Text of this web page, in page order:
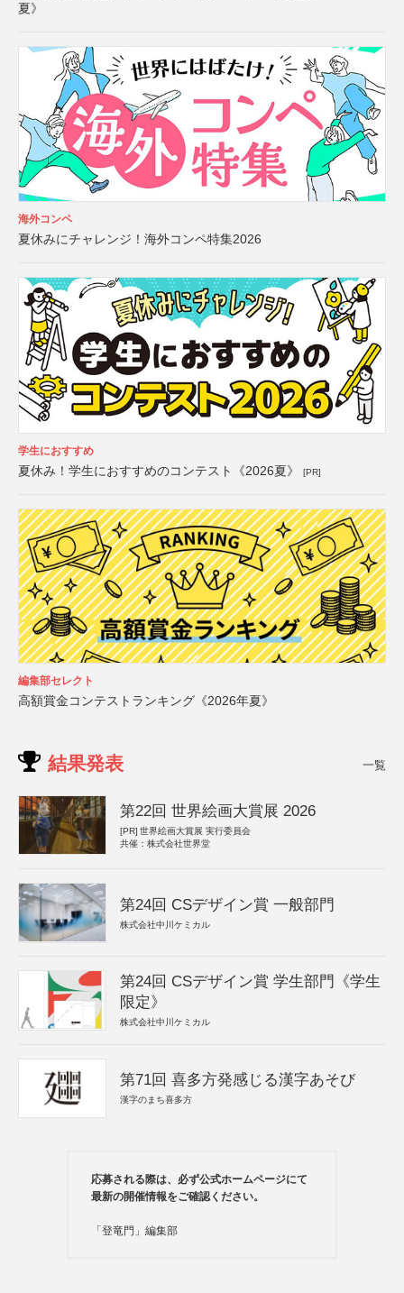
夏》
海外コンペ
夏休みにチャレンジ！海外コンペ特集2026
学生におすすめ
夏休み！学生におすすめのコンテスト《2026夏》 [PR]
編集部セレクト
高額賞金コンテストランキング《2026年夏》
結果発表 一覧
第22回 世界絵画大賞展 2026
[PR] 世界絵画大賞展 実行委員会
共催：株式会社世界堂
第24回 CSデザイン賞 一般部門
株式会社中川ケミカル
第24回 CSデザイン賞 学生部門《学生
限定》
株式会社中川ケミカル
第71回 喜多方発感じる漢字あそび
漢字のまち喜多方
応募される際は、必ず公式ホームページにて
最新の開催情報をご確認ください。
「登竜門」編集部